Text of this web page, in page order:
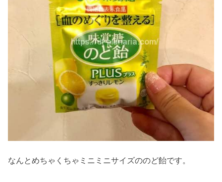
なんとめちゃくちゃミニミニサイズののど飴です。